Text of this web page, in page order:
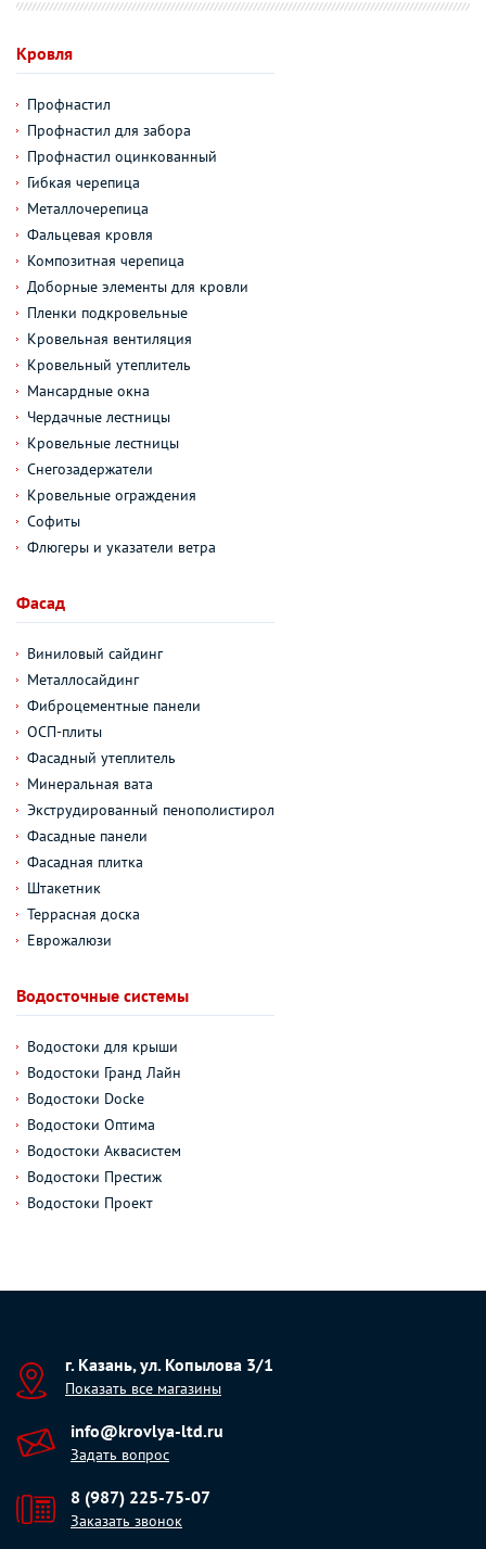
Кровля
Профнастил
Профнастил для забора
Профнастил оцинкованный
Гибкая черепица
Металлочерепица
Фальцевая кровля
Композитная черепица
Доборные элементы для кровли
Пленки подкровельные
Кровельная вентиляция
Кровельный утеплитель
Мансардные окна
Чердачные лестницы
Кровельные лестницы
Снегозадержатели
Кровельные ограждения
Софиты
Флюгеры и указатели ветра
Фасад
Виниловый сайдинг
Металлосайдинг
Фиброцементные панели
ОСП-плиты
Фасадный утеплитель
Минеральная вата
Экструдированный пенополистирол
Фасадные панели
Фасадная плитка
Штакетник
Террасная доска
Еврожалюзи
Водосточные системы
Водостоки для крыши
Водостоки Гранд Лайн
Водостоки Docke
Водостоки Оптима
Водостоки Аквасистем
Водостоки Престиж
Водостоки Проект
г. Казань, ул. Копылова 3/1
Показать все магазины
info@krovlya-ltd.ru
Задать вопрос
8 (987) 225-75-07
Заказать звонок